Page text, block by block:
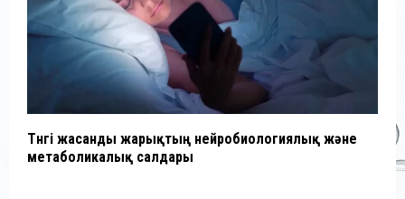
Түнгі жасанды жарықтың нейробиологиялық және
метаболикалық салдары